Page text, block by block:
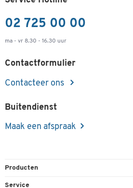
02 725 00 00
ma - vr 8.30 - 16.30 uur
Contactformulier
Contacteer ons
Buitendienst
Maak een afspraak
Producten
Kantoorbenodigdheden
Service